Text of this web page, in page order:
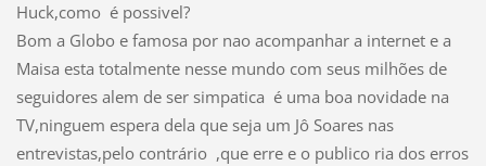
Huck,como é possivel?
Bom a Globo e famosa por nao acompanhar a internet e a
Maisa esta totalmente nesse mundo com seus milhões de
seguidores alem de ser simpatica é uma boa novidade na
TV,ninguem espera dela que seja um Jô Soaresnas
entrevistas,pelocontrário ,que erre e o publico ria dos erros